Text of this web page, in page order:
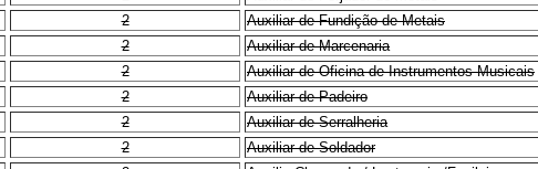
2 Auxiliar de Fundição de Metais
2 Auxiliar de Marcenaria
2 Auxiliar de Oficina de Instrumentos Musicais
2 Auxiliar de Padeiro
2 Auxiliar de Serralheria
2 Auxiliar de Soldador